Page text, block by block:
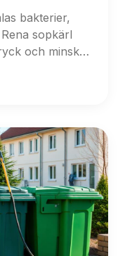
bakterier,
sopkärl
och minskar